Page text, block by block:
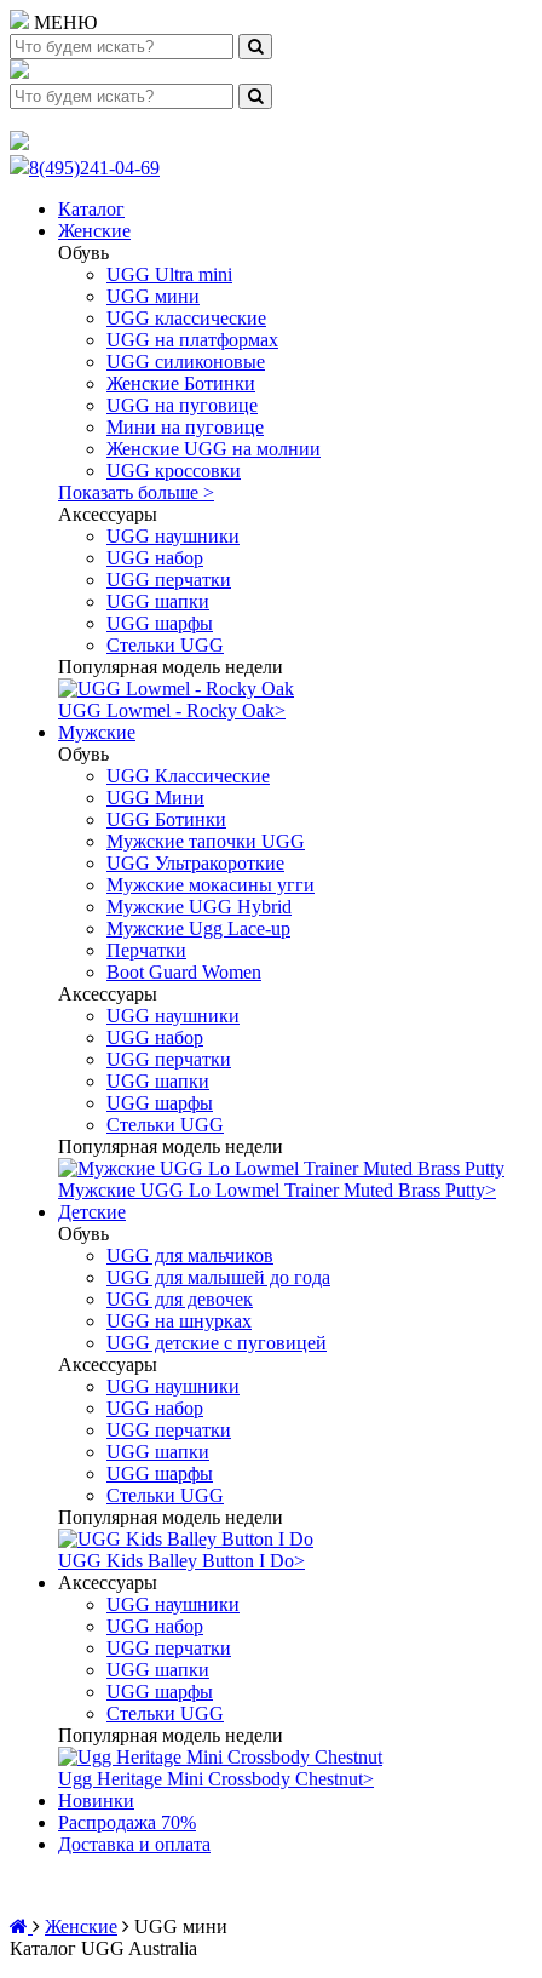
МЕНЮ
8(495)241-04-69
Каталог
Женские
Обувь
UGG Ultra mini
UGG мини
UGG классические
UGG на платформах
UGG силиконовые
Женские Ботинки
UGG на пуговице
Мини на пуговице
Женские UGG на молнии
UGG кроссовки
Показать больше >
Аксессуары
UGG наушники
UGG набор
UGG перчатки
UGG шапки
UGG шарфы
Стельки UGG
Популярная модель недели
UGG Lowmel - Rocky Oak>
Мужские
Обувь
UGG Классические
UGG Мини
UGG Ботинки
Мужские тапочки UGG
UGG Ультракороткие
Мужские мокасины угги
Мужские UGG Hybrid
Мужские Ugg Lace-up
Перчатки
Boot Guard Women
Аксессуары
UGG наушники
UGG набор
UGG перчатки
UGG шапки
UGG шарфы
Стельки UGG
Популярная модель недели
Мужские UGG Lo Lowmel Trainer Muted Brass Putty>
Детские
Обувь
UGG для мальчиков
UGG для малышей до года
UGG для девочек
UGG на шнурках
UGG детские с пуговицей
Аксессуары
UGG наушники
UGG набор
UGG перчатки
UGG шапки
UGG шарфы
Стельки UGG
Популярная модель недели
UGG Kids Balley Button I Do>
Аксессуары
UGG наушники
UGG набор
UGG перчатки
UGG шапки
UGG шарфы
Стельки UGG
Популярная модель недели
Ugg Heritage Mini Crossbody Chestnut>
Новинки
Распродажа 70%
Доставка и оплата
Женские
UGG мини
Каталог UGG Australia